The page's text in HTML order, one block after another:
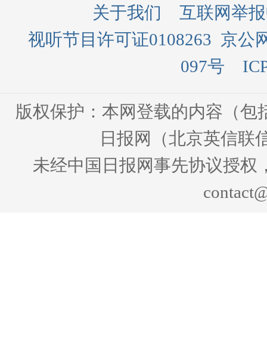
关于我们
互联网举
视听节目许可证0108263 京公
097号
版权保护：本网登载的内容（
日报网（北京英信联
未经中国日报网事先协议授权